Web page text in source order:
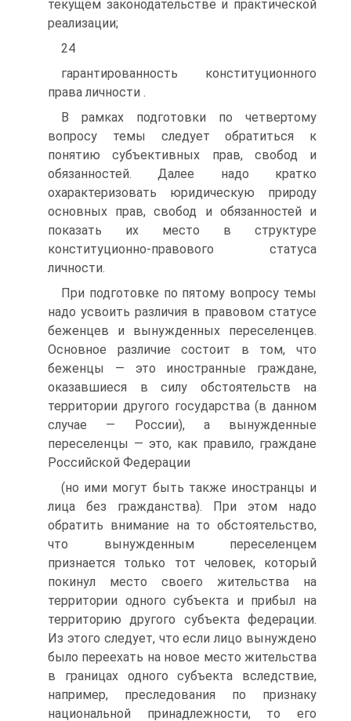
текущем законодательстве и практической
реализации;
24
гарантированность конституционного
права личности .
В рамках подготовки по четвертому
вопросу темы следует обратиться к
понятию субъективных прав, свобод и
обязанностей. Далее надо кратко
охарактеризовать юридическую природу
основных прав, свобод и обязанностей и
показать их место в структуре
конституционно-правового статуса
личности.
При подготовке по пятому вопросу темы
надо усвоить различия в правовом статусе
беженцев и вынужденных переселенцев.
Основное различие состоит в том, что
беженцы — это иностранные граждане,
оказавшиеся в силу обстоятельств на
территории другого государства (в данном
случае — России), а вынужденные
переселенцы — это, как правило, граждане
Российской Федерации
(но ими могут быть также иностранцы и
лица без гражданства). При этом надо
обратить внимание на то обстоятельство,
что вынужденным переселенцем
признается только тот человек, который
покинул место своего жительства на
территории одного субъекта и прибыл на
территорию другого субъекта федерации.
Из этого следует, что если лицо вынуждено
было переехать на новое место жительства
в границах одного субъекта вследствие,
например, преследования по признаку
национальной принадлежности, то его